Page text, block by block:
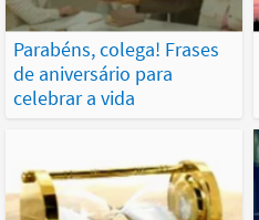
Parabéns, colega! Frases
de aniversário para
celebrar a vida